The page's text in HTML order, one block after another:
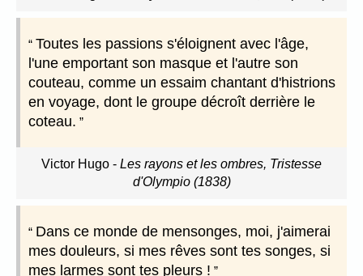
Toutes les passions s'éloignent avec l'âge,
l'une emportant son masque et l'autre son
couteau, comme un essaim chantant d'histrions
en voyage, dont le groupe décroît derrière le
coteau.
Victor Hugo - Les rayons et les ombres, Tristesse
d'Olympio (1838)
Dans ce monde de mensonges, moi, j'aimerai
mes douleurs, si mes rêves sont tes songes, si
mes larmes sont tes pleurs !